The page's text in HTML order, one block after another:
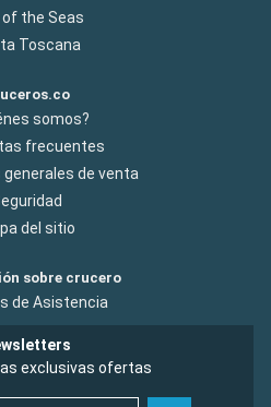
of the Seas
Toscana
somos?
frecuentes
generales de venta
del sitio
sobre crucero
de Asistencia
exclusivas ofertas